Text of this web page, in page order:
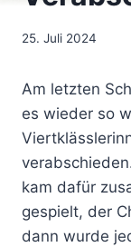
25. Juli 2024
Am letzten
es wieder so
kam dafür
gespielt, der
dann wurde